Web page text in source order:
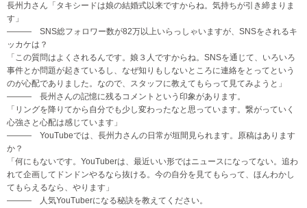
長州力さん「タキシードは娘の結婚式以来ですからね。気持ちが引き締まりま
す」
――― SNS総フォロワー数が82万以上いらっしゃいますが、SNSをされるキ
ッカケは？
「この質問はよくされるんです。娘３人ですからね。SNSを通じて、いろいろ
事件とか問題が起きているし、なぜ知りもしないところに連絡をとってという
のが心配でありました。なので、スタッフに教えてもらって見てみようと」
――― 長州さんの記憶に残るコメントという印象があります。
「リングを降りてから自分でも少し変わったなと思っています。繋がっていく
心強さと心配は感じています」
――― YouTubeでは、長州力さんの日常が垣間見られます。原稿はあります
か？
「何にもないです。YouTuberは、最近いい形ではニュースになってない。追わ
れて企画してドンドンやるなら抜ける。今の自分を見てもらって、ほんわかし
てもらえるなら、やります」
――― 人気YouTuberになる秘訣を教えてください。